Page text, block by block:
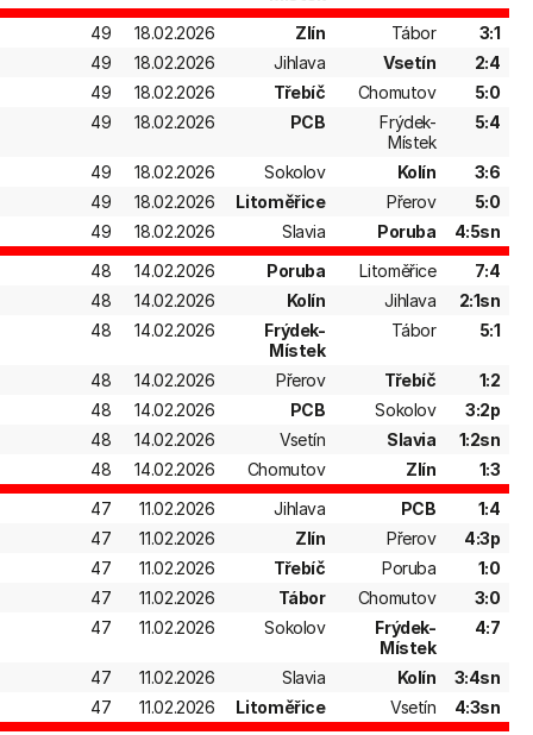
49 18.02.2026 Zlín Tábor
3:1
49
18.02.2026 Jihlava Vsetín
2:4
49
18.02.2026 Třebíč Chomutov
5:0
49
18.02.2026 PCB
Frýdek-
Místek
5:4
49 18.02.2026 Sokolov Kolín
3:6
49
18.02.2026 Litoměřice Přerov
5:0
49
18.02.2026 Slavia Poruba
4:5sn
48
14.02.2026 Poruba Litoměřice
7:4
48
14.02.2026 Kolín Jihlava
2:1sn
48
14.02.2026
Frýdek-
Místek
Tábor 5:1
48 14.02.2026 Přerov Třebíč
1:2
48
14.02.2026 PCB Sokolov
3:2p
48
14.02.2026 Vsetín Slavia
1:2sn
48
14.02.2026 Chomutov Zlín
1:3
47
11.02.2026 Jihlava PCB
1:4
47
11.02.2026 Zlín Přerov
4:3p
47
11.02.2026 Třebíč Poruba
1:0
47
11.02.2026 Tábor Chomutov
3:0
47
11.02.2026 Sokolov
Frýdek-
Místek
4:7
47 11.02.2026 Slavia Kolín
3:4sn
47
11.02.2026 Litoměřice Vsetín 4:3sn